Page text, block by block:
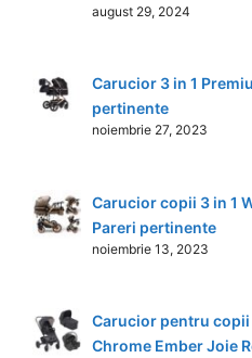
august 29, 2024
Carucior 3 in 1
pertinente
noiembrie 27, 2023
Carucior copii 3 in 1
Pareri pertinente
noiembrie 13, 2023
Carucior pentru
Chrome Ember Joie